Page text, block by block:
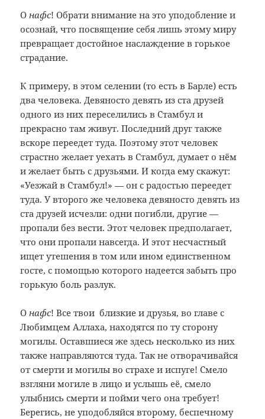
О нафс! Обрати внимание на это уподобление и
осознай, что посвящение себя лишь этому миру
превращает достойное наслаждение в горькое
страдание.
К примеру, в этом селении (то есть в Барле) есть
два человека. Девяносто девять из ста друзей
одного из них переселились в Стамбул и
прекрасно там живут. Последний друг также
вскоре переедет туда. Поэтому этот человек
страстно желает уехать в Стамбул, думает о нём
и желает быть с друзьями. И когда ему скажут:
«Уезжай в Стамбул!» — он с радостью переедет
туда. У второго же человека девяносто девять из
ста друзей исчезли: одни погибли, другие —
пропали без вести. Этот человек предполагает,
что они пропали навсегда. И этот несчастный
ищет утешения в том или ином единственном
госте, с помощью которого надеется забыть про
горькую боль разлук.
О нафс! Все твои близкие и друзья, во главе с
Любимцем Аллаха, находятся по ту сторону
могилы. Оставшиеся же здесь несколько из них
также направляются туда. Так не отворачивайся
от смерти и могилы во страхе и испуге! Смело
взгляни могиле в лицо и услышь её, смело
улыбнись смерти и пойми чего она требует!
Берегись, не уподобляйся второму, беспечному